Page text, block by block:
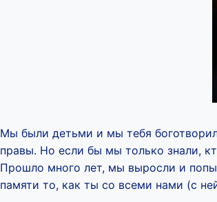
Мы были детьми и мы тебя
правы. Но если бы мы только знали,
Прошло много лет, мы выросли и
памяти то, как ты со всеми нами (с